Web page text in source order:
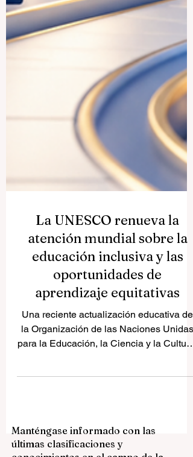
La UNESCO renueva la
atención mundial sobre la
educación inclusiva y las
oportunidades de
aprendizaje equitativas
Una reciente actualización educativa de
la Organización de las Naciones Unidas
conocida como la UNESCO, publicada el
sociedad: construir sistemas educativos
más justos, más accesibles y más
Manténgase informado con las